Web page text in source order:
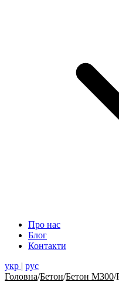
Про нас
Блог
Контакти
укр | рус
Головна/Бетон/Бетон М300/